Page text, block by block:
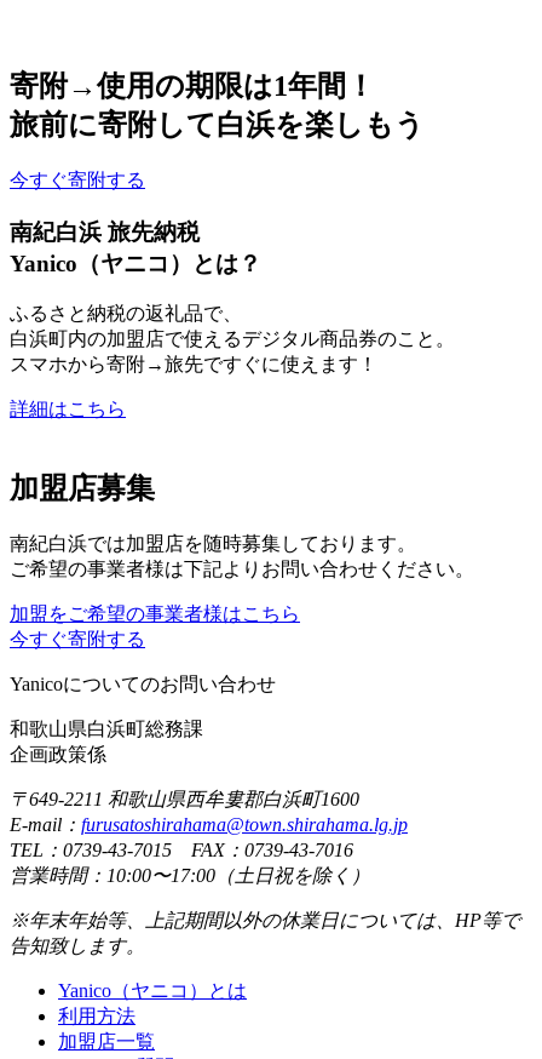
寄附→使用の期限は1年間！
旅前に寄附して白浜を楽しもう
今すぐ寄附する
南紀白浜 旅先納税
Yanico（ヤニコ）とは？
ふるさと納税の返礼品で、
白浜町内の加盟店で使えるデジタル商品券のこと。
スマホから寄附→旅先ですぐに使えます！
詳細はこちら
加盟店募集
南紀白浜では加盟店を随時募集しております。
ご希望の事業者様は下記よりお問い合わせください。
加盟をご希望の事業者様はこちら
今すぐ寄附する
Yanicoについてのお問い合わせ
和歌山県白浜町総務課
企画政策係
〒649-2211 和歌山県西牟婁郡白浜町1600
E-mail： furusatoshirahama@town.shirahama.lg.jp
TEL：0739-43-7015 FAX：0739-43-7016
営業時間：10:00〜17:00（土日祝を除く）
※年末年始等、上記期間以外の休業日については、HP等で
告知致します。
Yanico（ヤニコ）とは
利用方法
加盟店一覧